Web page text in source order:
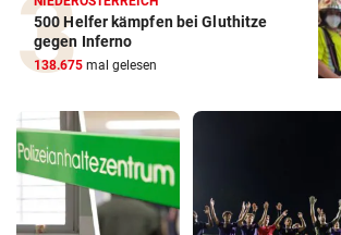
500 Helfer kämpfen bei Gluthitze
gegen Inferno
138.675 mal gelesen